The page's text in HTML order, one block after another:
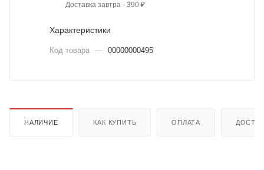
Доставка завтра - 390 ₽
Характеристики
Код товара — 00000000495
НАЛИЧИЕ КАК КУПИТЬ ОПЛАТА